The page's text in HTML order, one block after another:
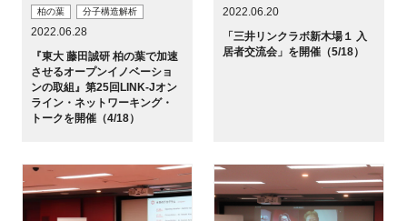
閉じる
柏の葉
分子構造解析
2022.06.28
『東大 藤田誠研 柏の葉で加速
させるオープンイノベーショ
ンの取組』第25回LINK-Jオン
ライン・ネットワーキング・
トークを開催（4/18）
2022.06.20
「三井リンクラボ新木場１ 入
居者交流会」を開催（5/18）